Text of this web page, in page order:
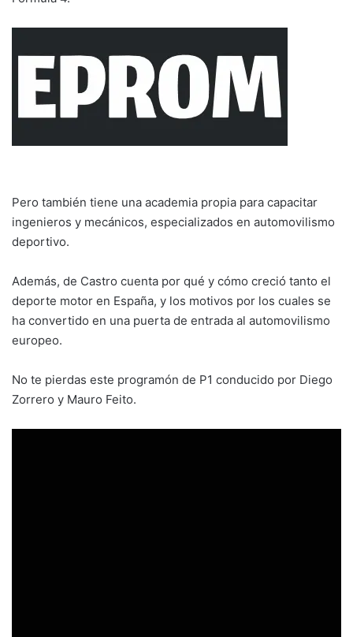
Pero también tiene una academia propia para capacitar
ingenieros y mecánicos, especializados en automovilismo
deportivo.
Además, de Castro cuenta por qué y cómo creció tanto el
deporte motor en España, y los motivos por los cuales se
ha convertido en una puerta de entrada al automovilismo
europeo.
No te pierdas este programón de P1 conducido por Diego
Zorrero y Mauro Feito.